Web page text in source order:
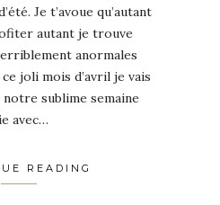
Je t’avoue qu’autant
autant je trouve
anormales
joli mois d’avril je vais
sublime semaine
avec…
READING